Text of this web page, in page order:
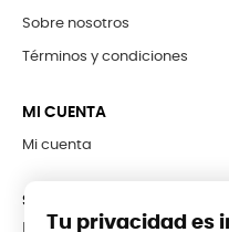
Sobre nosotros
Términos y condiciones
MI CUENTA
Mi cuenta
SUBCRÍBETE A LA
Puede darse de baja en
Tu privacidad es